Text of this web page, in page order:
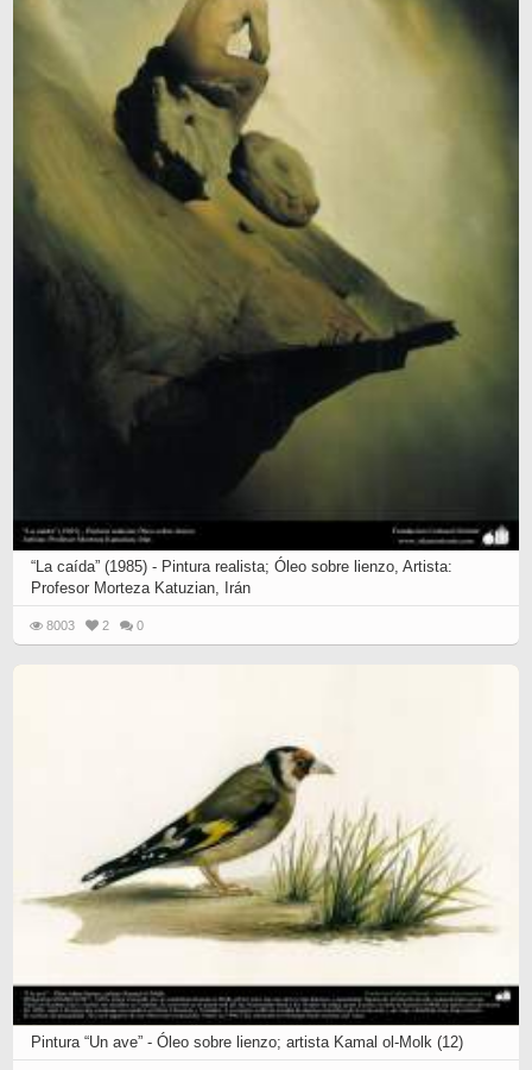
“La caída” (1985) - Pintura realista; Óleo sobre lienzo, Artista:
Profesor Morteza Katuzian, Irán
8003 2 0
Pintura “Un ave” - Óleo sobre lienzo; artista Kamal ol-Molk (12)